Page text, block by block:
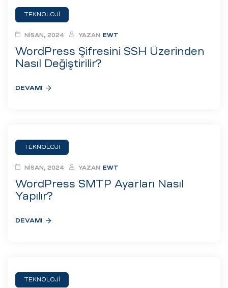
TEKNOLOJI
WordPress Şifresini SSH Üzerinden
Nasıl Değiştirilir?
NISAN, 2024 YAZAN EWT
DEVAMI
TEKNOLOJI
WordPress SMTP Ayarları Nasıl
Yapılır?
NISAN, 2024 YAZAN EWT
DEVAMI
TEKNOLOJI